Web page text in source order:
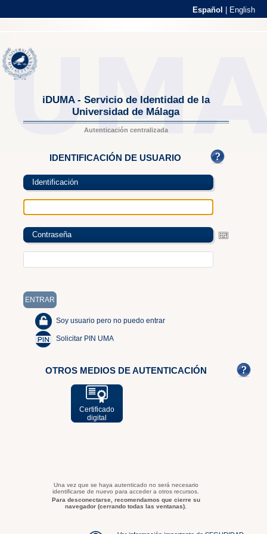
Español English
iDUMA - Servicio de Identidad de la
Universidad de Málaga
Autenticación centralizada
IDENTIFICACIÓN DE USUARIO
Identificación
Contraseña
Soy usuario pero no puedo entrar
Solicitar PIN UMA
OTROS MEDIOS DE AUTENTICACIÓN
Certificado
digital
Una vez que se haya autenticado no será necesario
identificarse de nuevo para acceder a otros recursos.
Para desconectarse, recomendamos que cierre su
navegador (cerrando todas las ventanas).